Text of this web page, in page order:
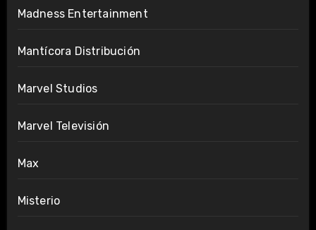
Madness Entertainment
Mantícora Distribución
Marvel Studios
Marvel Televisión
Max
Misterio